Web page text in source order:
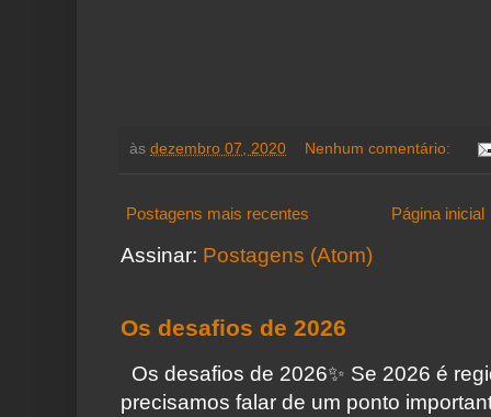
às dezembro 07, 2020 Nenhum comentário:
Postagens mais recentes Página inicial
Assinar: Postagens (Atom)
Os desafios de 2026
Os desafios de 2026✨️ Se 2026 é
precisamos falar de um ponto